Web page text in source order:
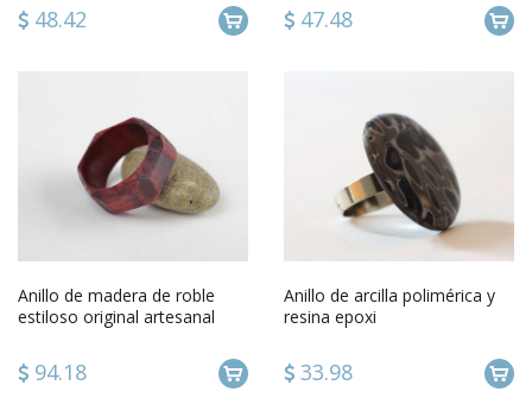
48.42 47.48
Anillo de madera de roble
estiloso original artesanal
94.18
Anillo de arcilla polimérica y
resina epoxi
33.98